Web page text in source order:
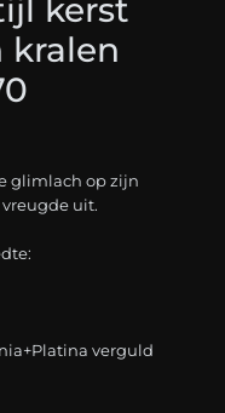
kerst
kralen
glimlach op zijn
uit.
verguld